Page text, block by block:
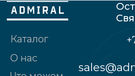
Политика конфиденциальности
Общество с
Пряжки, д.№32, лит.А, 2-ой этаж,